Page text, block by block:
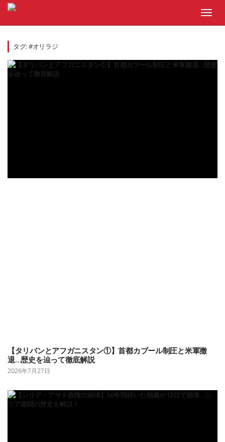
Skip
タグ: #オリラジ
【タリバンとアフガニスタン①】首都カブール制圧と米軍撤
退…歴史を辿って徹底解説
2026年7月27日